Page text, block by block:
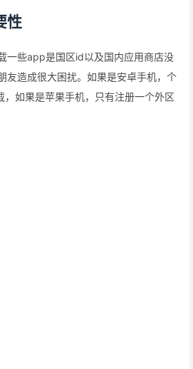
性
一些app是国区id以及国内应用商店没
友造成很大困扰。如果是安卓手机，个
如果是苹果手机，只有注册一个外区